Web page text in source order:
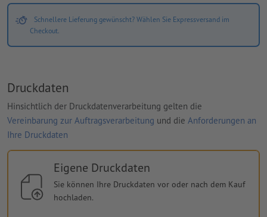
Schnellere Lieferung gewünscht? Wählen Sie Expressversand im
Checkout.
Druckdaten
Hinsichtlich der Druckdatenverarbeitung gelten die
Vereinbarung zur Auftragsverarbeitung und die Anforderungen an
Ihre Druckdaten
Eigene Druckdaten
Sie können Ihre Druckdaten vor oder nach dem Kauf
hochladen.